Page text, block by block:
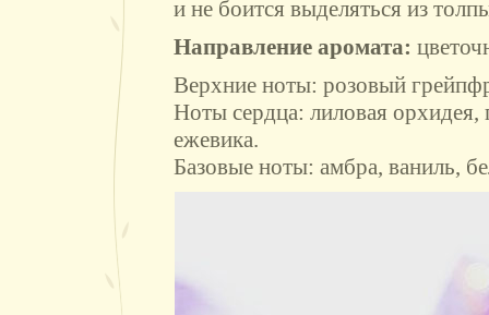
и не боится выделяться из
Направление аромата:
Верхние ноты: розовый
Ноты сердца: лиловая орхидея,
ежевика.
Базовые ноты: амбра, ваниль,